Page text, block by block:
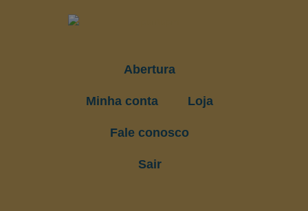
Abertura
Minha conta Loja
Fale conosco
Sair